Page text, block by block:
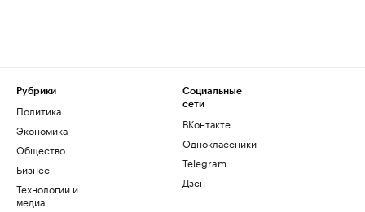
Рубрики
Политика
Экономика
Общество
Бизнес
Технологии и
медиа
Социальные
сети
ВКонтакте
Одноклассники
Telegram
Дзен